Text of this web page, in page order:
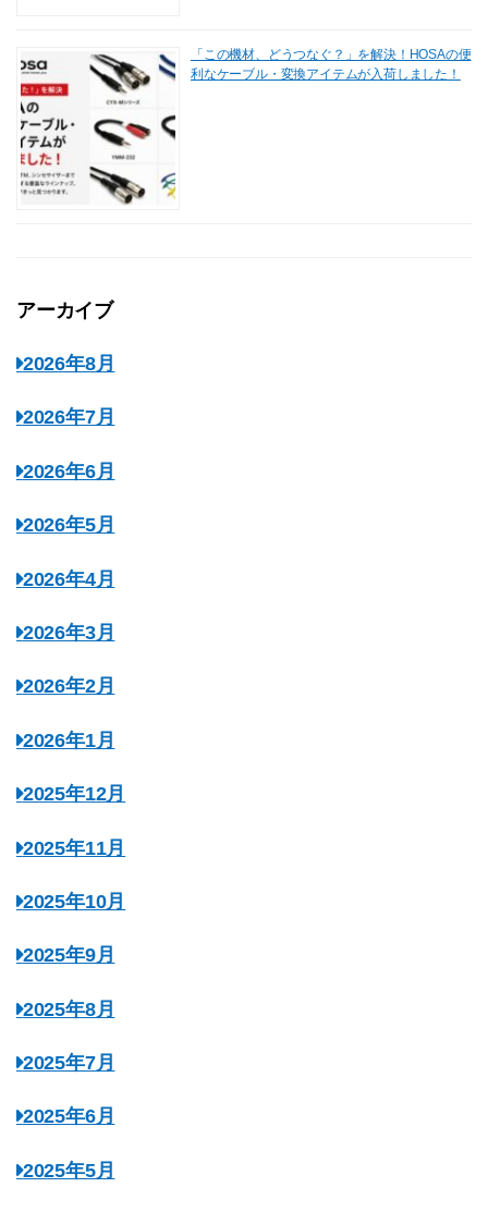
「この機材、どうつなぐ？」を解決！HOSAの便
利なケーブル・変換アイテムが入荷しました！
アーカイブ
2026年8月
2026年7月
2026年6月
2026年5月
2026年4月
2026年3月
2026年2月
2026年1月
2025年12月
2025年11月
2025年10月
2025年9月
2025年8月
2025年7月
2025年6月
2025年5月